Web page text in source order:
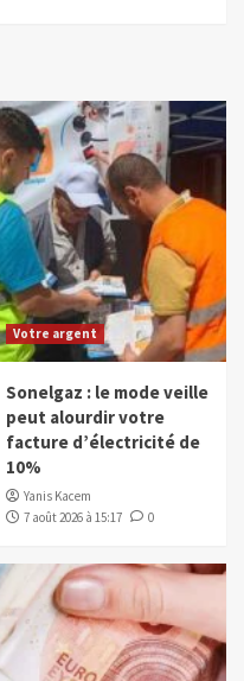
Votre argent
Sonelgaz : le mode veille
peut alourdir votre
facture d’électricité de
10%
Yanis Kacem
7 août 2026 à 15:17
0